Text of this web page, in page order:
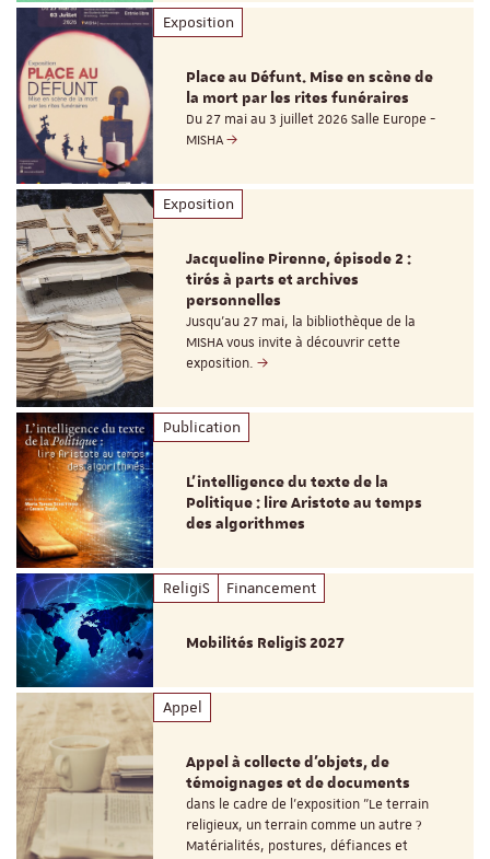
Exposition
Place au Défunt. Mise en scène de
la mort par les rites funéraires
Du 27 mai au 3 juillet 2026 Salle Europe -
MISHA
Exposition
Jacqueline Pirenne, épisode 2 :
tirés à parts et archives
personnelles
Jusqu’au 27 mai, la bibliothèque de la
MISHA vous invite à découvrir cette
exposition.
Publication
L’intelligence du texte de la
Politique : lire Aristote au temps
des algorithmes
ReligiS Financement
Mobilités ReligiS 2027
Appel
Appel à collecte d'objets, de
témoignages et de documents
dans le cadre de l'exposition "Le terrain
religieux, un terrain comme un autre ?
Matérialités, postures, défiances et